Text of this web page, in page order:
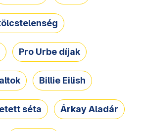
Pro Urbe díjak
Billie Eilish
séta Árkay Aladár